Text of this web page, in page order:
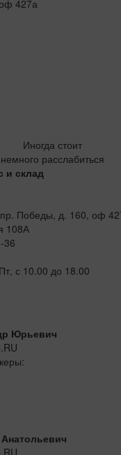
427а
Иногда стоит
немного расслабиться
и склад
Победы, д. 160, оф
108А
36
с 10.00 до 18.00
Юрьевич